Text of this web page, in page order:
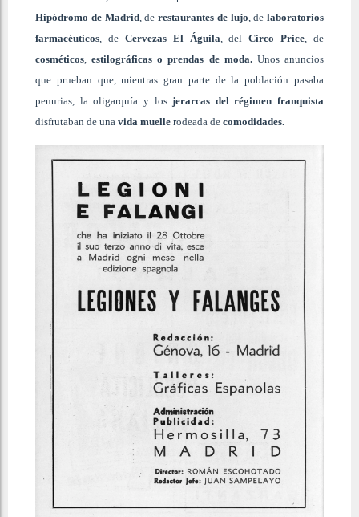
Hipódromo de Madrid, de restaurantes de lujo , de laboratorios
farmacéuticos , de Cervezas El Águila , delCirco Price , de
cosméticos ,estilográficas o prendas de moda. Unos anuncios
que prueban que, mientras gran parte de la población pasaba
penurias, la oligarquía y losjerarcas del régimen franquista
disfrutaban de una vida muelle rodeada de comodidades.